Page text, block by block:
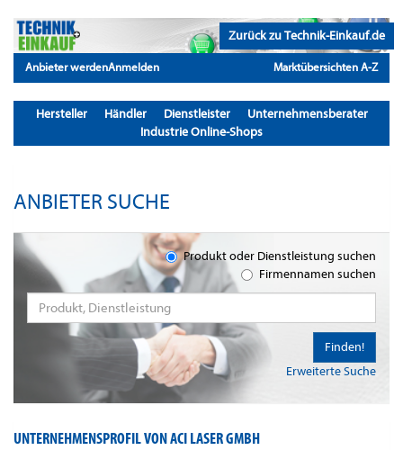
Zurück zu Technik-Einkauf.de
Anbieter werdenAnmelden Marktübersichten A-Z
Hersteller Händler Dienstleister
Unternehmensberater
Industrie Online-Shops
ANBIETER SUCHE
Produkt oder Dienstleistung suchen
Firmennamen suchen
Erweiterte Suche
Finden!
UNTERNEHMENSPROFIL VON ACI LASER GMBH